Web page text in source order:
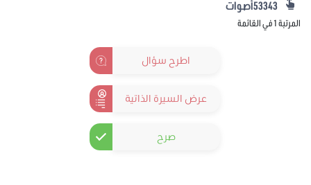
المرتبة 1 في القائمة
اطرح سؤال
عرض السيرة الذاتية
صرح